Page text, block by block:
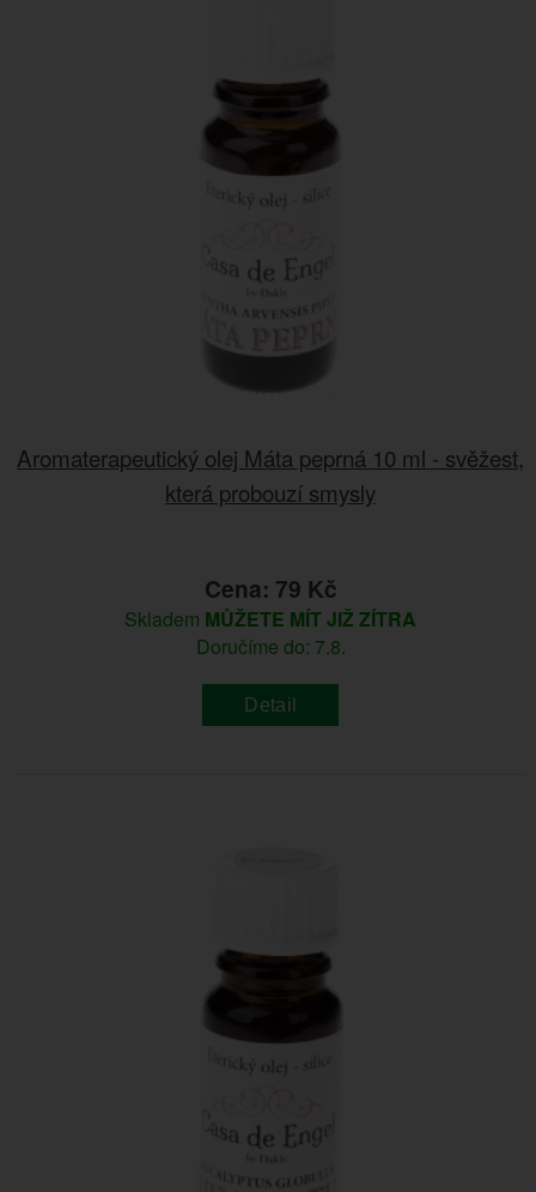
Aromaterapeutický olej Máta peprná 10 ml - svěžest,
která probouzí smysly
Cena: 79 Kč
Skladem MŮŽETE MÍT JIŽ ZÍTRA
Doručíme do: 7.8.
Detail